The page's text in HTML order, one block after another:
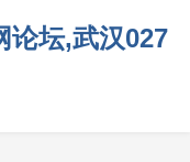
论坛,武汉027